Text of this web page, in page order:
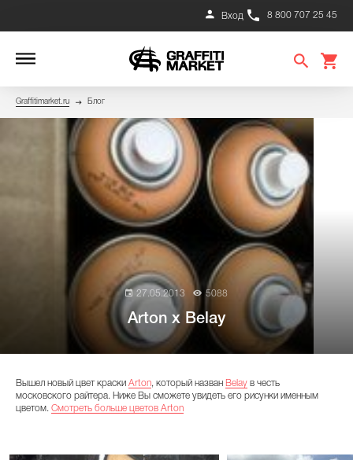
8 800 707 25 45
Вход
Graffitimarket.ru Блог
27.05.2013 5088
Arton х Belay
Вышел новый цвет краски Arton, который назван Belay в честь
московского райтера. Ниже Вы сможете увидеть его рисунки именным
цветом. Смотреть больше цветов Arton